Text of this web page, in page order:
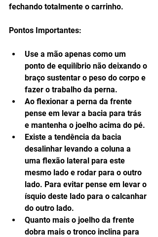
fechando totalmente o carrinho.
Pontos Importantes:
Use a mão apenas como um
ponto de equilíbrio não deixando o
braço sustentar o peso do corpo e
fazer o trabalho da perna.
Ao flexionar a perna da frente
pense em levar a bacia para trás
e mantenha o joelho acima do pé.
Existe a tendência da bacia
desalinhar levando a coluna a
uma flexão lateral para este
mesmo lado e rodar para o outro
lado. Para evitar pense em levar o
ísquio deste lado para o calcanhar
do outro lado.
Quanto mais o joelho da frente
dobra mais o tronco inclina para